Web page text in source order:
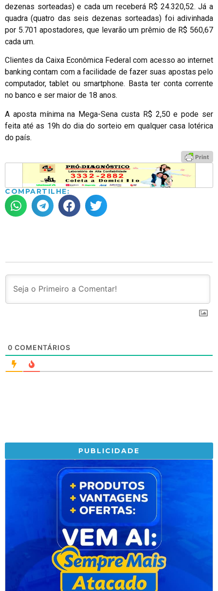
dezenas sorteadas) e cada um receberá R$ 24.320,52. Já a
quadra (quatro das seis dezenas sorteadas) foi adivinhada
por 5.701 apostadores, que levarão um prêmio de R$ 560,67
cada um.
Clientes da Caixa Econômica Federal com acesso ao internet
banking contam com a facilidade de fazer suas apostas pelo
computador, tablet ou smartphone. Basta ter conta corrente
no banco e ser maior de 18 anos.
A aposta mínima na Mega-Sena custa R$ 2,50 e pode ser
feita até as 19h do dia do sorteio em qualquer casa lotérica
do país.
COMPARTILHE:
0 COMENTÁRIOS
PUBLICIDADE